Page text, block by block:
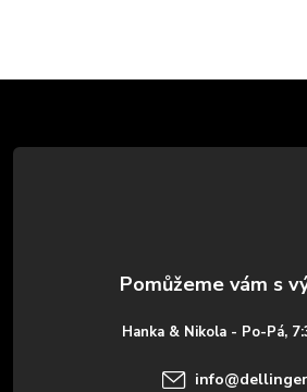
á
Hanka & Nikola - Po-Pá,
info@